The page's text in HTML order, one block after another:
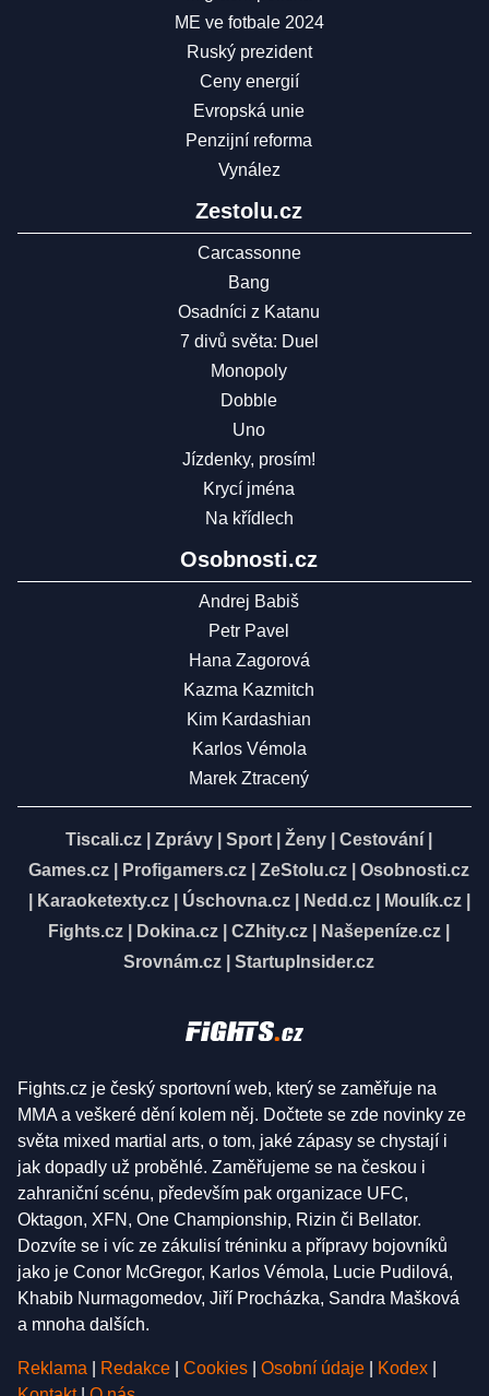
ME ve fotbale 2024
Ruský prezident
Ceny energií
Evropská unie
Penzijní reforma
Vynález
Zestolu.cz
Carcassonne
Bang
Osadníci z Katanu
7 divů světa: Duel
Monopoly
Dobble
Uno
Jízdenky, prosím!
Krycí jména
Na křídlech
Osobnosti.cz
Andrej Babiš
Petr Pavel
Hana Zagorová
Kazma Kazmitch
Kim Kardashian
Karlos Vémola
Marek Ztracený
Tiscali.cz Zprávy Sport Ženy Cestování
Games.cz
Profigamers.cz ZeStolu.cz
Osobnosti.cz
Karaoketexty.cz| Úschovna.cz| Nedd.cz| Moulík.cz|
Fights.cz
Dokina.cz CZhity.cz Našepeníze.cz
Srovnám.cz
StartupInsider.cz
Fights.cz je český sportovní web, který se zaměřuje na
MMA a veškeré dění kolem něj. Dočtete se zde novinky ze
světa mixed martial arts, o tom, jaké zápasy se chystají i
jak dopadly už proběhlé. Zaměřujeme se na českou i
zahraniční scénu, především pak organizace UFC,
Oktagon, XFN, One Championship, Rizin či Bellator.
Dozvíte se i víc ze zákulisí tréninku a přípravy bojovníků
jako je Conor McGregor, Karlos Vémola, Lucie Pudilová,
Khabib Nurmagomedov, Jiří Procházka, Sandra Mašková
a mnoha dalších.
Reklama Redakce Cookies Osobní údaje Kodex